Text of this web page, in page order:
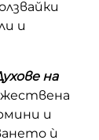
и
на
и
ѝ